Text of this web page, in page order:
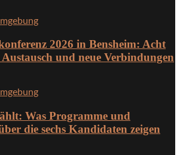
2026 in Bensheim: Acht
und neue Verbindungen
Was Programme und
die sechs Kandidaten zeigen